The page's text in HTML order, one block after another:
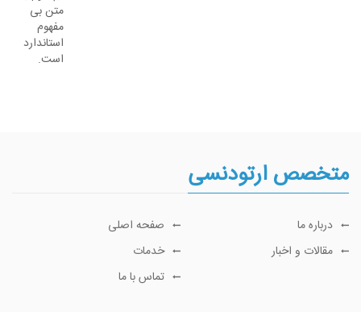
متن بی
مفهوم
استاندارد
است.
متخصص ارتودنسی
صفحه اصلی
درباره ما
خدمات
مقالات و اخبار
تماس با ما